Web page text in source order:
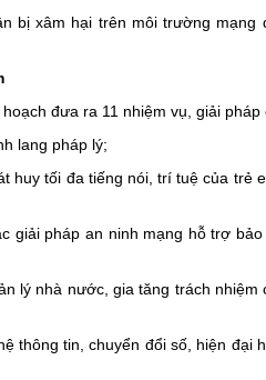
bị xâm hại trên môi trường
đưa ra 11 nhiệm vụ, giải
lang pháp lý;
huy tối đa tiếng nói, trí tuệ của trẻ
giải pháp an ninh mạng hỗ trợ
lý nhà nước, gia tăng trách
thông tin, chuyển đổi số, hiện đại